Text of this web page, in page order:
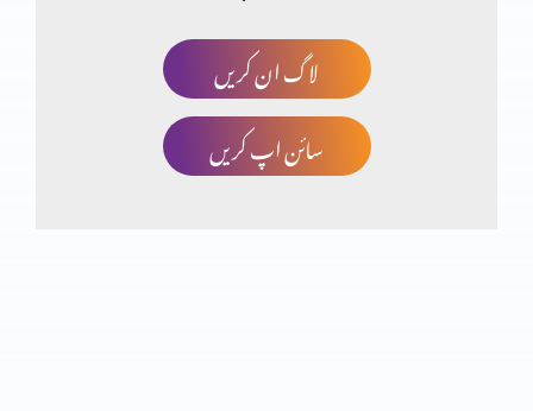
خدا کا منضوبہ
لاگ ان کریں
سائن اپ کریں